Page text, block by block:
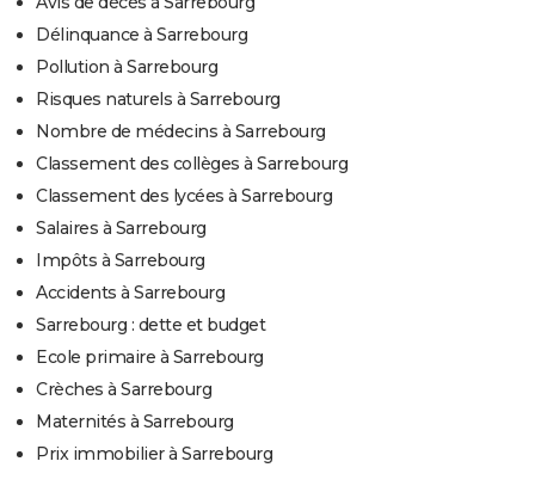
Délinquance à Sarrebourg
Pollution à Sarrebourg
Risques naturels à Sarrebourg
Nombre de médecins à Sarrebourg
Classement des collèges à Sarrebourg
Classement des lycées à Sarrebourg
Salaires à Sarrebourg
Impôts à Sarrebourg
Accidents à Sarrebourg
Sarrebourg : dette et budget
Ecole primaire à Sarrebourg
Crèches à Sarrebourg
Maternités à Sarrebourg
Prix immobilier à Sarrebourg